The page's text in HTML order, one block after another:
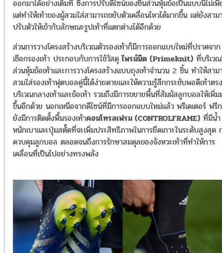
ออกมาได้อย่างเต็มที่ ซึ่งการปรับดีไซน์ของชิ้นส่วนหุ้มข้อเป็นแบบนี้ไม่เพี
แต่ทำให้เท้าของผู้สวมใส่สามารถขยับตัวเคลื่อนไหวได้มากขึ้น แต่ยังสาม
ปรับตัวให้เข้ากับลักษณะรูปเท้าที่แตกต่างได้อีกด้วย
ส่วนการวางโครงสร้างบริเวณตัวรองเท้าก็มีการออกแบบใหม่ที่ปราศจาก
เชือกรองเท้า ประกอบกับการใช้วัสดุไพรม์นิต (Primeknit) ที่บริเว
ส่วนหุ้มข้อเท้าและการวางโครงสร้างแบบถุงเท้าจำนวน 2 ชิ้น ทำให้สาม
สวมใส่รองเท้าฟุตบอลคู่นี้ได้ง่ายดายและให้ความรู้สึกกระชับพอดีเท้าตรง
บริเวณกลางเท้าและข้อเท้า รวมถึงมีการขยายพื้นที่สัมผัสลูกบอลให้เพิ่ม
ขึ้นอีกด้วย นอกเหนือจากดีไซน์ที่มีการออกแบบใหม่แล้ว พรีเดเตอร์ ฟรีก
ยังมีการติดตั้งพื้นรองเท้าคอนโทรลเฟรม (CONTROLFRAME) ที่มีน้ำ
หนักเบาและปุ่มสตั๊ดที่จะเพิ่มประสิทธิภาพในการยึดเกาะในระดับสูงสุด
ควบคุมลูกบอล ตลอดจนถึงการรักษาสมดุลของจังหวะเท้าที่ทำให้การ
เคลื่อนที่เป็นไปอย่างทรงพลัง